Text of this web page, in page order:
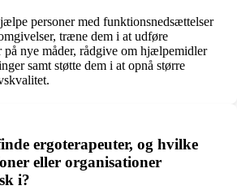
personer med funktionsnedsættelser
træne dem i at udføre
på nye måder, rådgive om hjælpemidler
samt støtte dem i at opnå større
ergoterapeuter, og hvilke
eller organisationer
i?